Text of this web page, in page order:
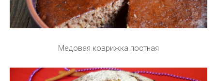
Медовая коврижка постная